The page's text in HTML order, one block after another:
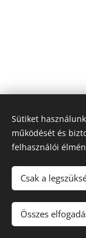
Sütiket
működését és
felhasználói
Csak a
Összes